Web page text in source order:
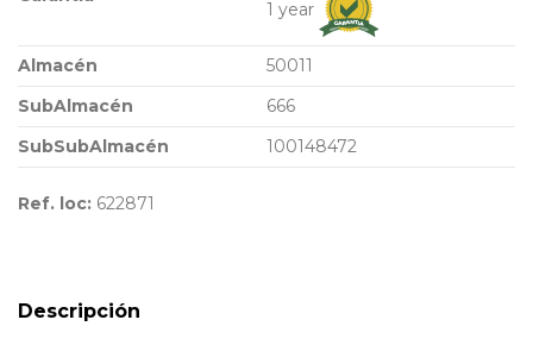
1 year
Almacén
50011
SubAlmacén
666
SubSubAlmacén
100148472
Ref. loc: 622871
Descripción